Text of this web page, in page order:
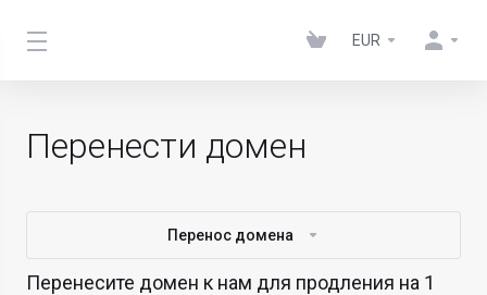
EUR
Перенести домен
Перенос домена
Перенесите домен к нам для продления на 1